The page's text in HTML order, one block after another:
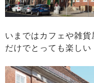
いまではカフェや雑
だけでとっても楽しい